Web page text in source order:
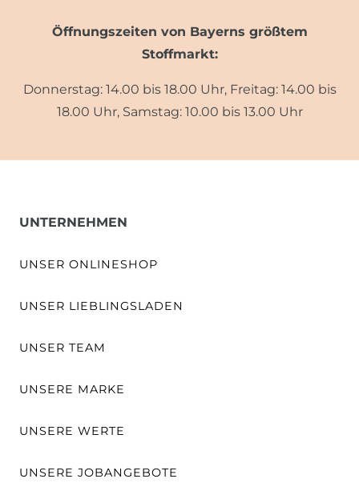
Öffnungszeiten von Bayerns größtem
Stoffmarkt:
Donnerstag: 14.00 bis 18.00 Uhr, Freitag: 14.00 bis
18.00 Uhr, Samstag: 10.00 bis 13.00 Uhr
UNTERNEHMEN
UNSER ONLINESHOP
UNSER LIEBLINGSLADEN
UNSER TEAM
UNSERE MARKE
UNSERE WERTE
UNSERE JOBANGEBOTE